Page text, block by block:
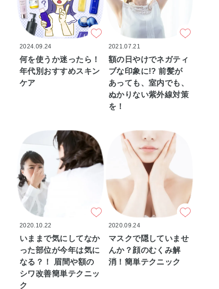
2024.09.24
何を使うか迷ったら！
年代別おすすめスキン
ケア
2021.07.21
額の日やけでネガティ
ブな印象に!? 前髪が
あっても、室内でも、
ぬかりない紫外線対策
を！
2020.10.22
いままで気にしてなか
った部位が今年は気に
なる？！ 眉間や額の
シワ改善簡単テクニッ
ク
2020.09.24
マスクで隠していませ
んか？顔のむくみ解
消！簡単テクニック